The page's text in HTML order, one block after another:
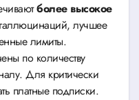
более высокое
лучшее
лимиты.
по количеству
Для критически
платные подписки.